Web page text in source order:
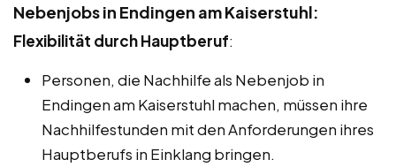
Nebenjobs in Endingen am Kaiserstuhl:
Flexibilität durch Hauptberuf:
Personen, die Nachhilfe als Nebenjob in
Endingen am Kaiserstuhl machen, müssen ihre
Nachhilfestunden mit den Anforderungen ihres
Hauptberufs in Einklang bringen.